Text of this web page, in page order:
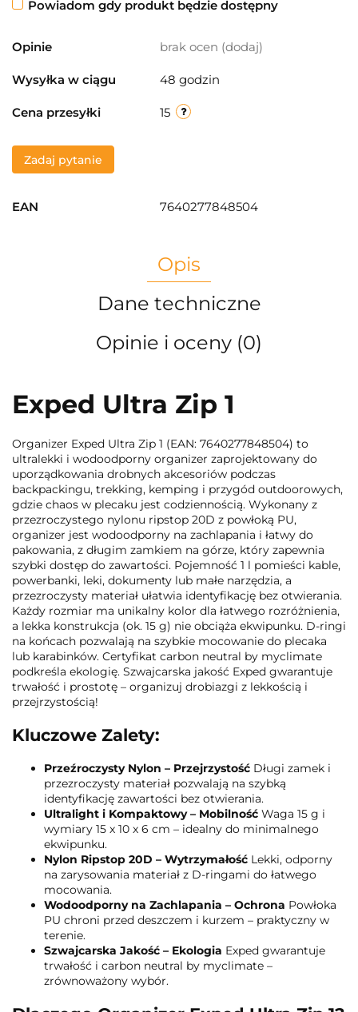
Powiadom gdy produkt będzie dostępny
Opinie brak ocen (dodaj)
Wysyłka w ciągu 48 godzin
Cena przesyłki 15
Zadaj pytanie
EAN 7640277848504
Opis
Dane techniczne
Opinie i oceny (0)
Exped Ultra Zip 1
Organizer Exped Ultra Zip 1 (EAN: 7640277848504) to
ultralekki i wodoodporny organizer zaprojektowany do
uporządkowania drobnych akcesoriów podczas
backpackingu, trekking, kemping i przygód outdoorowych,
gdzie chaos w plecaku jest codziennością. Wykonany z
przezroczystego nylonu ripstop 20D z powłoką PU,
organizer jest wodoodporny na zachlapania i łatwy do
pakowania, z długim zamkiem na górze, który zapewnia
szybki dostęp do zawartości. Pojemność 1 l pomieści kable,
powerbanki, leki, dokumenty lub małe narzędzia, a
przezroczysty materiał ułatwia identyfikację bez otwierania.
Każdy rozmiar ma unikalny kolor dla łatwego rozróżnienia,
a lekka konstrukcja (ok. 15 g) nie obciąża ekwipunku. D-ringi
na końcach pozwalają na szybkie mocowanie do plecaka
lub karabinków. Certyfikat carbon neutral by myclimate
podkreśla ekologię. Szwajcarska jakość Exped gwarantuje
trwałość i prostotę – organizuj drobiazgi z lekkością i
przejrzystością!
Kluczowe Zalety:
Przeźroczysty Nylon – Przejrzystość Długi zamek i
przezroczysty materiał pozwalają na szybką
identyfikację zawartości bez otwierania.
Ultralight i Kompaktowy – Mobilność Waga 15 g i
wymiary 15 x 10 x 6 cm – idealny do minimalnego
ekwipunku.
Nylon Ripstop 20D – Wytrzymałość Lekki, odporny
na zarysowania materiał z D-ringami do łatwego
mocowania.
Wodoodporny na Zachlapania – Ochrona Powłoka
PU chroni przed deszczem i kurzem – praktyczny w
terenie.
Szwajcarska Jakość – Ekologia Exped gwarantuje
trwałość i carbon neutral by myclimate –
zrównoważony wybór.